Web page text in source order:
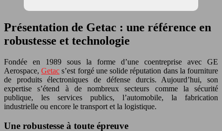
Présentation de Getac : une référence en
robustesse et technologie
Fondée en 1989 sous la forme d’une coentreprise avec GE
Aerospace,Getac s’est forgé une solide réputation dans la fourniture
de produits électroniques de défense durcis. Aujourd’hui, son
expertise s’étend à de nombreux secteurs comme la sécurité
publique, les services publics, l’automobile, la fabrication
industrielle ou encore le transport et la logistique.
Une robustesse à toute épreuve